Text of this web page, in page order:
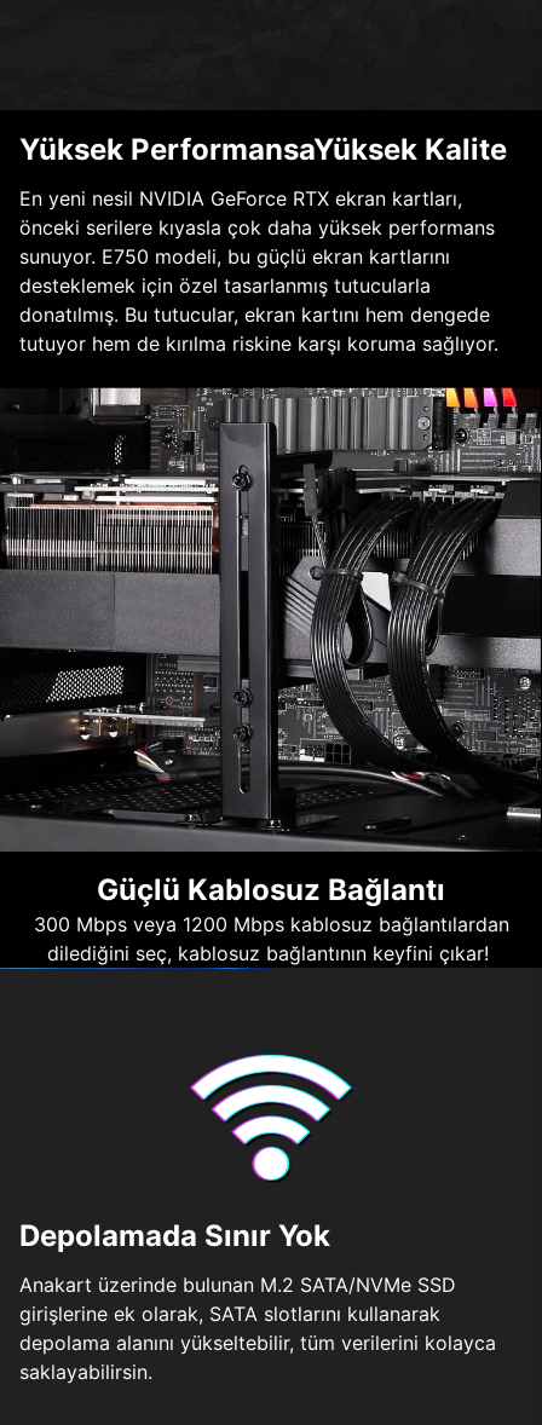
Yüksek PerformansaYüksek Kalite
En yeni nesil NVIDIA GeForce RTX ekran kartları,
önceki serilere kıyasla çok daha yüksek performans
sunuyor. E750 modeli, bu güçlü ekran kartlarını
desteklemek için özel tasarlanmış tutucularla
donatılmış. Bu tutucular, ekran kartını hem dengede
tutuyor hem de kırılma riskine karşı koruma sağlıyor.
Güçlü Kablosuz Bağlantı
300 Mbps veya 1200 Mbps kablosuz bağlantılardan
dilediğini seç, kablosuz bağlantının keyfini çıkar!
Depolamada Sınır Yok
Anakart üzerinde bulunan M.2 SATA/NVMe SSD
girişlerine ek olarak, SATA slotlarını kullanarak
depolama alanını yükseltebilir, tüm verilerini kolayca
saklayabilirsin.